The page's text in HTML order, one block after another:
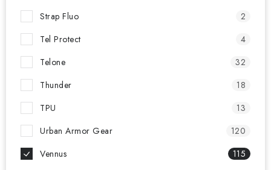
Strap Fluo
2
Tel Protect
4
Telone
32
Thunder
18
TPU
13
Urban Armor Gear
120
Vennus
115